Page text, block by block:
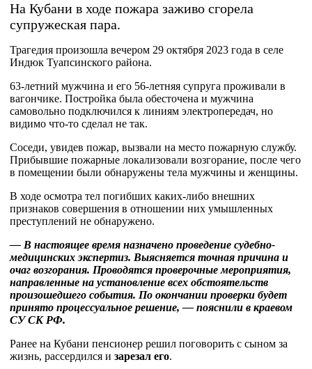
На Кубани в ходе пожара заживо сгорела
супружеская пара.
Трагедия произошла вечером 29 октября 2023 года в селе
Индюк Туапсинского района.
63-летний мужчина и его 56-летняя супруга проживали в
вагончике. Постройка была обесточена и мужчина
самовольно подключился к линиям электропередач, но
видимо что-то сделал не так.
Соседи, увидев пожар, вызвали на место пожарную службу.
Прибывшие пожарные локализовали возгорание, после чего
в помещении были обнаружены тела мужчины и женщины.
В ходе осмотра тел погибших каких-либо внешних
признаков совершения в отношении них умышленных
преступлений не обнаружено.
— В настоящее время назначено проведение судебно-
медицинских экспертиз. Выясняется точная причина и
очаг возгорания. Проводятся проверочные мероприятия,
направленные на установление всех обстоятельств
произошедшего события. По окончании проверки будет
принято процессуальное решение, — пояснили в краевом
СУ СК РФ.
Ранее на Кубани пенсионер решил поговорить с сыном за
жизнь, рассердился и зарезал его.